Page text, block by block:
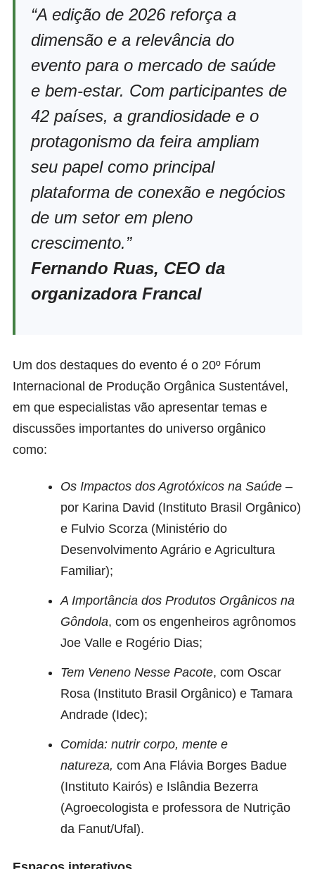
“A edição de 2026 reforça a
dimensão e a relevância do
evento para o mercado de saúde
e bem-estar. Com participantes de
42 países, a grandiosidade e o
protagonismo da feira ampliam
seu papel como principal
plataforma de conexão e negócios
de um setor em pleno
crescimento.”
Fernando Ruas, CEO da
organizadora Francal
Um dos destaques do evento é o 20º Fórum
Internacional de Produção Orgânica Sustentável,
em que especialistas vão apresentar temas e
discussões importantes do universo orgânico
como:
Os Impactos dos Agrotóxicos na Saúde –
por Karina David (Instituto Brasil Orgânico)
e Fulvio Scorza (Ministério do
Desenvolvimento Agrário e Agricultura
Familiar);
A Importância dos Produtos Orgânicos na
Gôndola, com os engenheiros agrônomos
Joe Valle e Rogério Dias;
Tem Veneno Nesse Pacote, com Oscar
Rosa (Instituto Brasil Orgânico) e Tamara
Andrade (Idec);
Comida: nutrir corpo, mente e
natureza, com Ana Flávia Borges Badue
(Instituto Kairós) e Islândia Bezerra
(Agroecologista e professora de Nutrição
da Fanut/Ufal).